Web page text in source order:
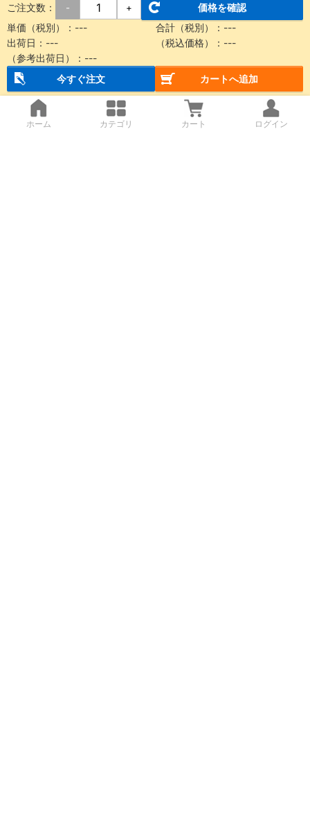
ご注文数： - +
価格を確認
単価（税別）： --- 合計（税別）： ---
出荷日： --- （税込価格）： ---
（参考出荷日）： ---
今すぐ注文
カートへ追加
ホーム カテゴリ カート ログイン